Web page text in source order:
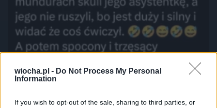
wiocha.pl - Do Not Process My Personal
Information
If you wish to opt-out of the sale, sharing to third parties, or